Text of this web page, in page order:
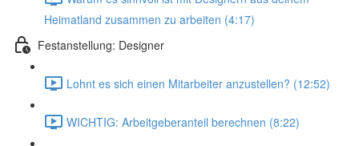
Heimatland zusammen zu arbeiten (4:17)
Festanstellung: Designer
Lohnt es sich einen Mitarbeiter anzustellen? (12:52)
WICHTIG: Arbeitgeberanteil berechnen (8:22)